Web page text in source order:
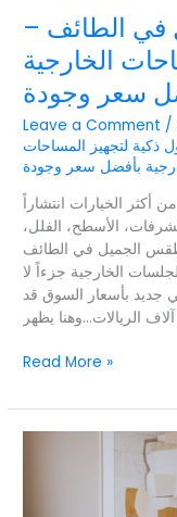
في الطائف –
الخارجية
سعر وجودة
Leave a Comment /
لتجهيز المساحات
بأفضل سعر وجودة
أكثر الخيارات انتشاراً
الأسطح، الفلل،
الجميل في الطائف
الخارجية جزءاً لا
جديد بأسعار السوق قد
الريالات…وهنا يظهر
Read More »